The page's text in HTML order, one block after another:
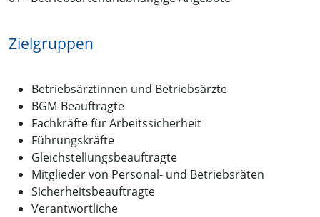
Zielgruppen
Betriebsärztinnen und Betriebsärzte
BGM-Beauftragte
Fachkräfte für Arbeitssicherheit
Führungskräfte
Gleichstellungsbeauftragte
Mitglieder von Personal- und Betriebsräten
Sicherheitsbeauftragte
Verantwortliche